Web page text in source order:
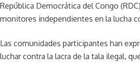
República Democrática del Congo
monitores independientes en la lucha
Las comunidades participantes han
luchar contra la lacra de la tala ilegal,